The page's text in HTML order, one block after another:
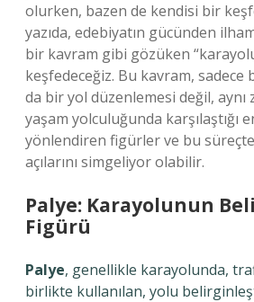
olurken, bazen de kendisi bir
yazıda, edebiyatın gücünden
bir kavram gibi gözüken
keşfedeceğiz. Bu kavram, sadece
da bir yol düzenlemesi değil, aynı
yaşam yolculuğunda karşılaştığı
yönlendiren figürler ve bu
açılarını simgeliyor olabilir.
Palye: Karayolunun
Figürü
Palye, genellikle karayolunda,
birlikte kullanılan, yolu